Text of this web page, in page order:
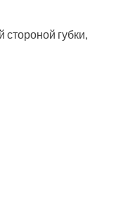
губки,